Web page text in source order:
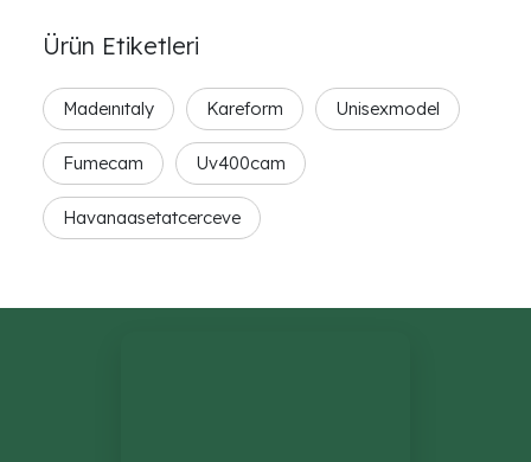
Ürün Etiketleri
Madeınıtaly Kareform Unisexmodel
Fumecam Uv400cam
Havanaasetatcerceve